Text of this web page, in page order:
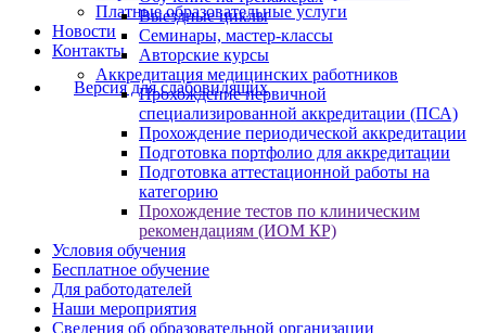
Платные образовательные услуги
Новости
Контакты
Версия для слабовидящих
Выездные циклы
Семинары, мастер-классы
Авторские курсы
Аккредитация медицинских работников
Прохождение первичной
специализированной аккредитации (ПСА)
Прохождение периодической аккредитации
Подготовка портфолио для аккредитации
Подготовка аттестационной работы на
категорию
Прохождение тестов по клиническим
рекомендациям (ИОМ КР)
Условия обучения
Бесплатное обучение
Для работодателей
Наши мероприятия
Сведения об образовательной организации